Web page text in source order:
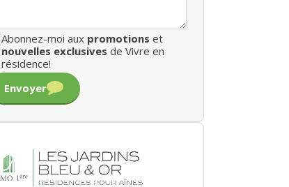
Abonnez-moi aux promotions et
nouvelles exclusives de Vivre en
résidence!
Envoyer